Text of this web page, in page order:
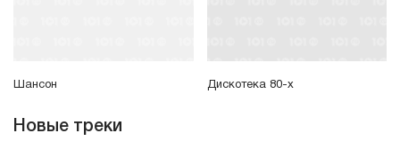
Шансон Дискотека 80-х
Новые треки